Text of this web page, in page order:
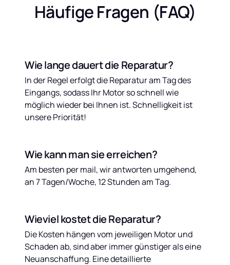
Häufige Fragen (FAQ)
Wie lange dauert die Reparatur?
In der Regel erfolgt die Reparatur am Tag des
Eingangs, sodass Ihr Motor so schnell wie
möglich wieder bei Ihnen ist. Schnelligkeit ist
unsere Priorität!
Wie kann man sie erreichen?
Am besten per mail, wir antworten umgehend,
an 7 Tagen/Woche, 12 Stunden am Tag.
Wieviel kostet die Reparatur?
Die Kosten hängen vom jeweiligen Motor und
Schaden ab, sind aber immer günstiger als eine
Neuanschaffung. Eine detaillierte